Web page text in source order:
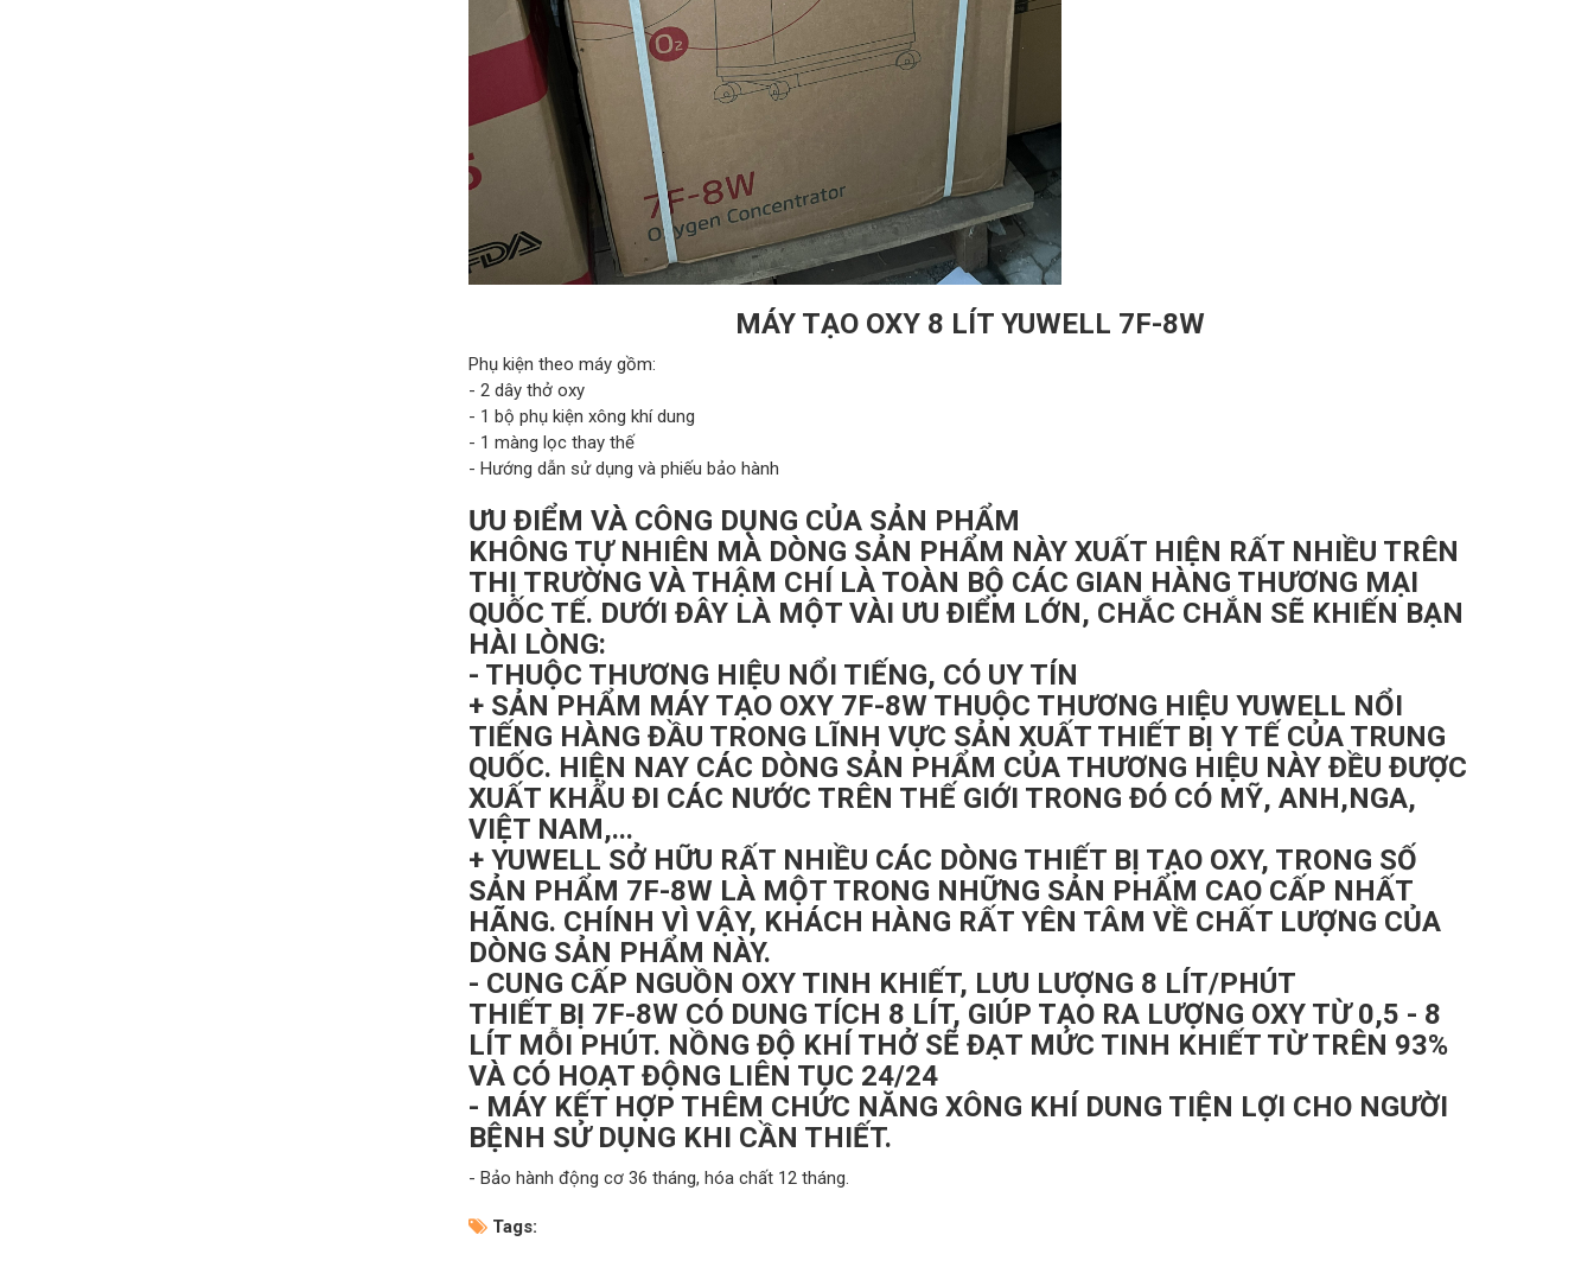
MÁY TẠO OXY 8 LÍT YUWELL 7F-8W
Phụ kiện theo máy gồm:
- 2 dây thở oxy
- 1 bộ phụ kiện xông khí dung
- 1 màng lọc thay thế
- Hướng dẫn sử dụng và phiếu bảo hành
ƯU ĐIỂM VÀ CÔNG DỤNG CỦA SẢN PHẨM
KHÔNG TỰ NHIÊN MÀ DÒNG SẢN PHẨM NÀY XUẤT HIỆN RẤT NHIỀU TRÊN
THỊ TRƯỜNG VÀ THẬM CHÍ LÀ TOÀN BỘ CÁC GIAN HÀNG THƯƠNG MẠI
QUỐC TẾ. DƯỚI ĐÂY LÀ MỘT VÀI ƯU ĐIỂM LỚN, CHẮC CHẮN SẼ KHIẾN BẠN
HÀI LÒNG:
- THUỘC THƯƠNG HIỆU NỔI TIẾNG, CÓ UY TÍN
+ SẢN PHẨM MÁY TẠO OXY 7F-8W THUỘC THƯƠNG HIỆU YUWELL NỔI
TIẾNG HÀNG ĐẦU TRONG LĨNH VỰC SẢN XUẤT THIẾT BỊ Y TẾ CỦA TRUNG
QUỐC. HIỆN NAY CÁC DÒNG SẢN PHẨM CỦA THƯƠNG HIỆU NÀY ĐỀU ĐƯỢC
XUẤT KHẨU ĐI CÁC NƯỚC TRÊN THẾ GIỚI TRONG ĐÓ CÓ MỸ, ANH,NGA,
VIỆT NAM,...
+ YUWELL SỞ HỮU RẤT NHIỀU CÁC DÒNG THIẾT BỊ TẠO OXY, TRONG SỐ
SẢN PHẨM 7F-8W LÀ MỘT TRONG NHỮNG SẢN PHẨM CAO CẤP NHẤT
HÃNG. CHÍNH VÌ VẬY, KHÁCH HÀNG RẤT YÊN TÂM VỀ CHẤT LƯỢNG CỦA
DÒNG SẢN PHẨM NÀY.
- CUNG CẤP NGUỒN OXY TINH KHIẾT, LƯU LƯỢNG 8 LÍT/PHÚT
THIẾT BỊ 7F-8W CÓ DUNG TÍCH 8 LÍT, GIÚP TẠO RA LƯỢNG OXY TỪ 0,5 - 8
LÍT MỖI PHÚT. NỒNG ĐỘ KHÍ THỞ SẼ ĐẠT MỨC TINH KHIẾT TỪ TRÊN 93%
VÀ CÓ HOẠT ĐỘNG LIÊN TỤC 24/24
- MÁY KẾT HỢP THÊM CHỨC NĂNG XÔNG KHÍ DUNG TIỆN LỢI CHO NGƯỜI
BỆNH SỬ DỤNG KHI CẦN THIẾT.
- Bảo hành động cơ 36 tháng, hóa chất 12 tháng.
Tags: